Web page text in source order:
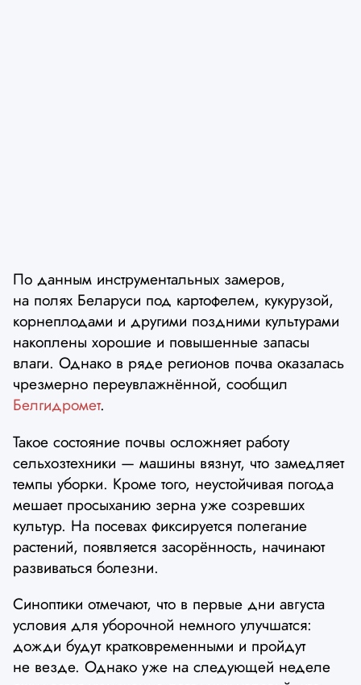
По данным инструментальных замеров,
на полях Беларуси под картофелем, кукурузой,
корнеплодами и другими поздними культурами
накоплены хорошие и повышенные запасы
влаги. Однако в ряде регионов почва оказалась
чрезмерно переувлажнённой, сообщил
Белгидромет.
Такое состояние почвы осложняет работу
сельхозтехники — машины вязнут, что замедляет
темпы уборки. Кроме того, неустойчивая погода
мешает просыханию зерна уже созревших
культур. На посевах фиксируется полегание
растений, появляется засорённость, начинают
развиваться болезни.
Синоптики отмечают, что в первые дни августа
условия для уборочной немного улучшатся:
дожди будут кратковременными и пройдут
не везде. Однако уже на следующей неделе